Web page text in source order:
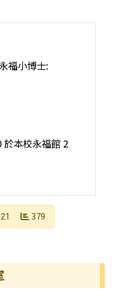
福小博士:
本校永福館 2
379